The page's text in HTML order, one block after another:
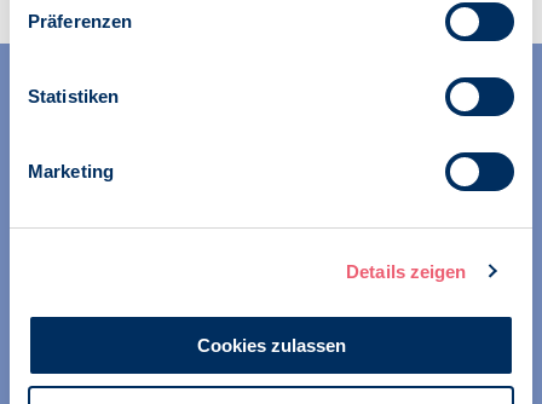
Präferenzen
Statistiken
Marketing
Details zeigen
Cookies zulassen
ihrer Berufsausübung und bei der Festigung ihrer
anderem durch Orientierung beim Aufbau der beruflichen
Existenz sowie durch die kontinuierliche Bereitstellung
aktueller Informationen aus Wissenschaft und Praxis für